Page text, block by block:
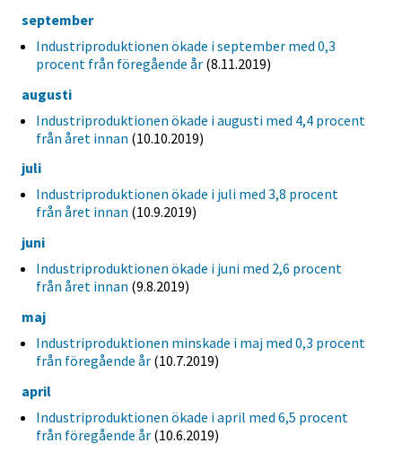
september
Industriproduktionen ökade i september med 0,3
procent från föregående år (8.11.2019)
augusti
Industriproduktionen ökade i augusti med 4,4 procent
från året innan (10.10.2019)
juli
Industriproduktionen ökade i juli med 3,8 procent
från året innan (10.9.2019)
juni
Industriproduktionen ökade i juni med 2,6 procent
från året innan (9.8.2019)
maj
Industriproduktionen minskade i maj med 0,3 procent
från föregående år (10.7.2019)
april
Industriproduktionen ökade i april med 6,5 procent
från föregående år (10.6.2019)